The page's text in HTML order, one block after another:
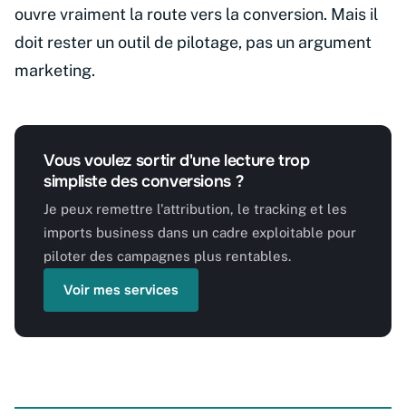
ouvre vraiment la route vers la conversion. Mais il
doit rester un outil de pilotage, pas un argument
marketing.
Vous voulez sortir d'une lecture trop
simpliste des conversions ?
Je peux remettre l'attribution, le tracking et les
imports business dans un cadre exploitable pour
piloter des campagnes plus rentables.
Voir mes services